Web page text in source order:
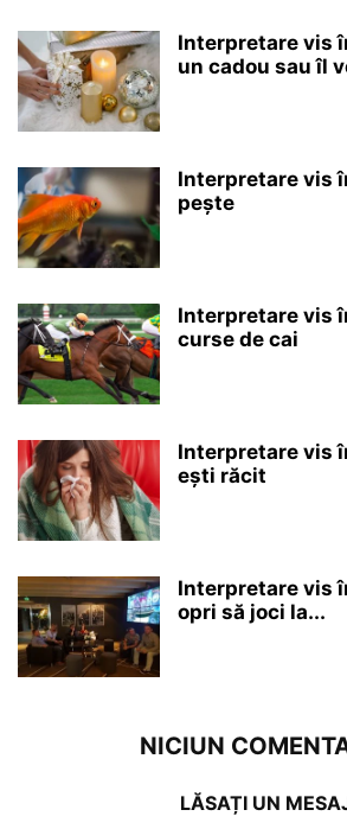
Interpretare vis
un cadou sau îl
Interpretare vis
pește
Interpretare vis
curse de cai
Interpretare vis
ești răcit
Interpretare vis
opri să joci la...
NICIUN
LĂSAȚI UN